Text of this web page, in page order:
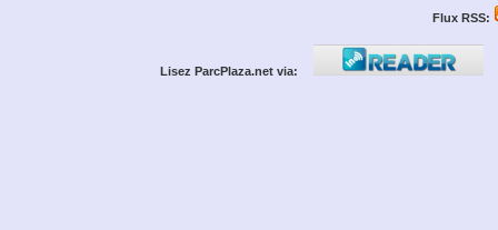
Flux RSS:
Lisez ParcPlaza.net via: